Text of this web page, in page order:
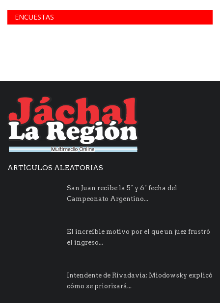
ENCUESTAS
ARTÍCULOS ALEATORIAS
San Juan recibe la 5° y 6° fecha del
Campeonato Argentino...
El increíble motivo por el que un juez frustró
el ingreso...
Intendente de Rivadavia: Miodowsky explicó
cómo se priorizará...